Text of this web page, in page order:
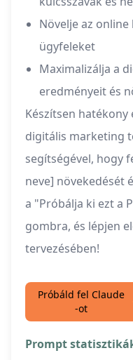
Növelje az
ügyfeleket
Maximalizálja a
eredményeit és
Készítsen hatékony
digitális marketing
segítségével, hogy
neve] növekedését
a "Próbálja ki ezt a
gombra, és lépjen
tervezésében!
Próbáld fel Claude
-ot
Prompt